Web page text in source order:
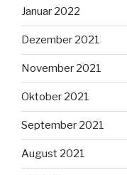
Januar 2022
Dezember 2021
November 2021
Oktober 2021
September 2021
August 2021